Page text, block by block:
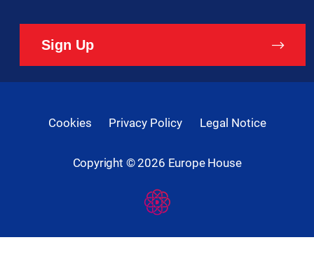
Sign Up
Copyright ©2026 Europe House
Cookies Privacy Policy Legal Notice
Developed
By
Digital